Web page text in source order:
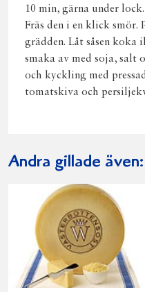
10 min, gärna under
Fräs den i en klick smör.
grädden. Låt såsen
smaka av med soja, salt
och kyckling med
tomatskiva och
Andra gillade även: